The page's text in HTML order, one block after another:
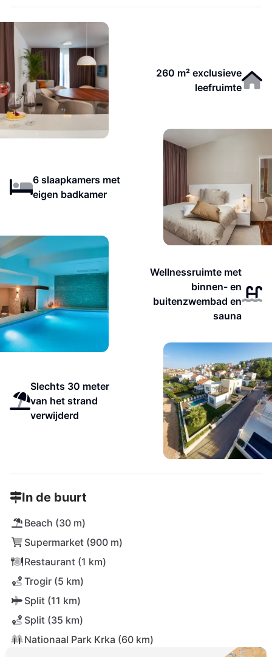
260 m² exclusieve
leefruimte
6 slaapkamers met
eigen badkamer
Wellnessruimte met
binnen- en
buitenzwembad en
sauna
Slechts 30 meter
van het strand
verwijderd
In de buurt
Beach (30 m)
Supermarket (900 m)
Restaurant (1 km)
Trogir (5 km)
Split (11 km)
Split (35 km)
Nationaal Park Krka (60 km)